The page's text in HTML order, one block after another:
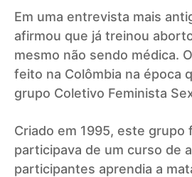
Em uma entrevista mais
afirmou que já treinou
mesmo não sendo médica.
feito na Colômbia na época
grupo Coletivo Feminista
Criado em 1995, este grupo
participava de um curso de
participantes aprendia a